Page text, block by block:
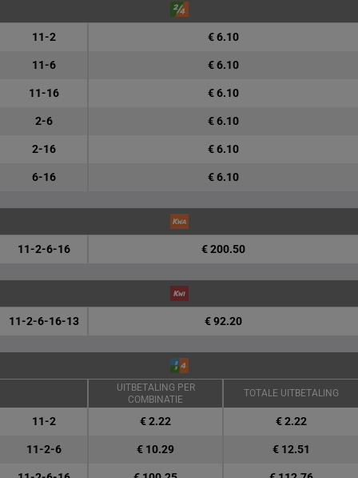
11-2 € 6.10
11-6 € 6.10
11-16 € 6.10
2-6 € 6.10
2-16 € 6.10
6-16 € 6.10
11-2-6-16 € 200.50
11-2-6-16-13 € 92.20
UITBETALING PER
COMBINATIE
TOTALE UITBETALING
11-2 € 2.22 € 2.22
11-2-6 € 10.29 € 12.51